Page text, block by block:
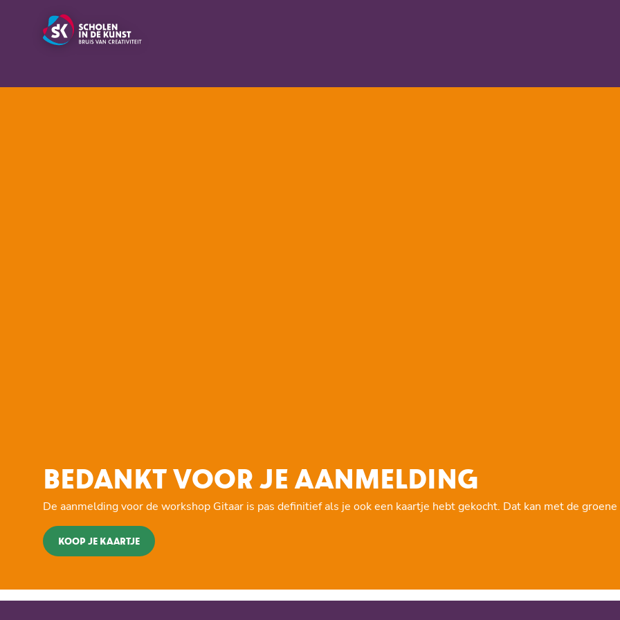
BEDANKT VOOR JE AANMELDING
De aanmelding voor de workshop Gitaar is pas definitief als je ook een kaartje hebt gekocht. Dat kan met de
KOOP JE KAARTJE